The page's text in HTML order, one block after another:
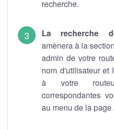
recherche.
La recherche
amènera à la
admin de votre
nom d'utilisateur et
à votre
correspondantes
au menu de la